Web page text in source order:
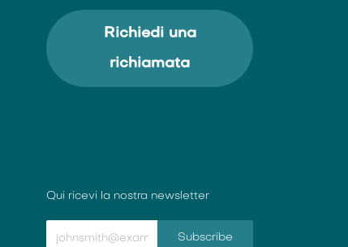
Richiedi una
richiamata
Qui ricevi la nostra newsletter
Subscribe